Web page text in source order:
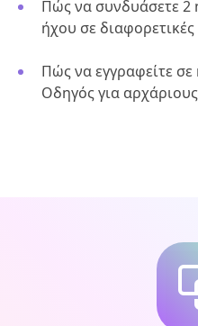
Πώς να συνδυάσετε 2
ήχου σε
Πώς να εγγραφείτε
Οδηγός για αρχάριους